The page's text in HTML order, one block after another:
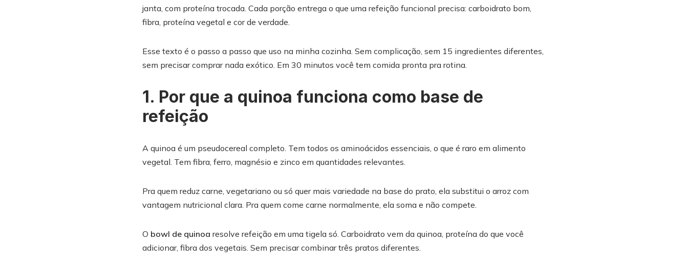
janta, com proteína trocada. Cada porção entrega o que uma refeição funcional precisa: carboidrato bom,
fibra, proteína vegetal e cor de verdade.
Esse texto é o passo a passo que uso na minha cozinha. Sem complicação, sem 15 ingredientes diferentes,
sem precisar comprar nada exótico. Em 30 minutos você tem comida pronta pra rotina.
1. Por que a quinoa funciona como base de
refeição
A quinoa é um pseudocereal completo. Tem todos os aminoácidos essenciais, o que é raro em alimento
vegetal. Tem fibra, ferro, magnésio e zinco em quantidades relevantes.
Pra quem reduz carne, vegetariano ou só quer mais variedade na base do prato, ela substitui o arroz com
vantagem nutricional clara. Pra quem come carne normalmente, ela soma e não compete.
O bowl de quinoa resolve refeição em uma tigela só. Carboidrato vem da quinoa, proteína do que você
adicionar, fibra dos vegetais. Sem precisar combinar três pratos diferentes.